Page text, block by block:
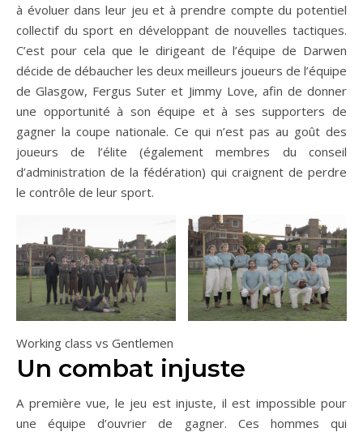
à évoluer dans leur jeu et à prendre compte du potentiel
collectif du sport en développant de nouvelles tactiques.
C’est pour cela que le dirigeant de l’équipe de Darwen
décide de débaucher les deux meilleurs joueurs de l’équipe
de Glasgow, Fergus Suter et Jimmy Love, afin de donner
une opportunité à son équipe et à ses supporters de
gagner la coupe nationale. Ce qui n’est pas au goût des
joueurs de l’élite (également membres du conseil
d’administration de la fédération) qui craignent de perdre
le contrôle de leur sport.
Working class vs Gentlemen
Un combat injuste
A première vue, le jeu est injuste, il est impossible pour
une équipe d’ouvrier de gagner. Ces hommes qui